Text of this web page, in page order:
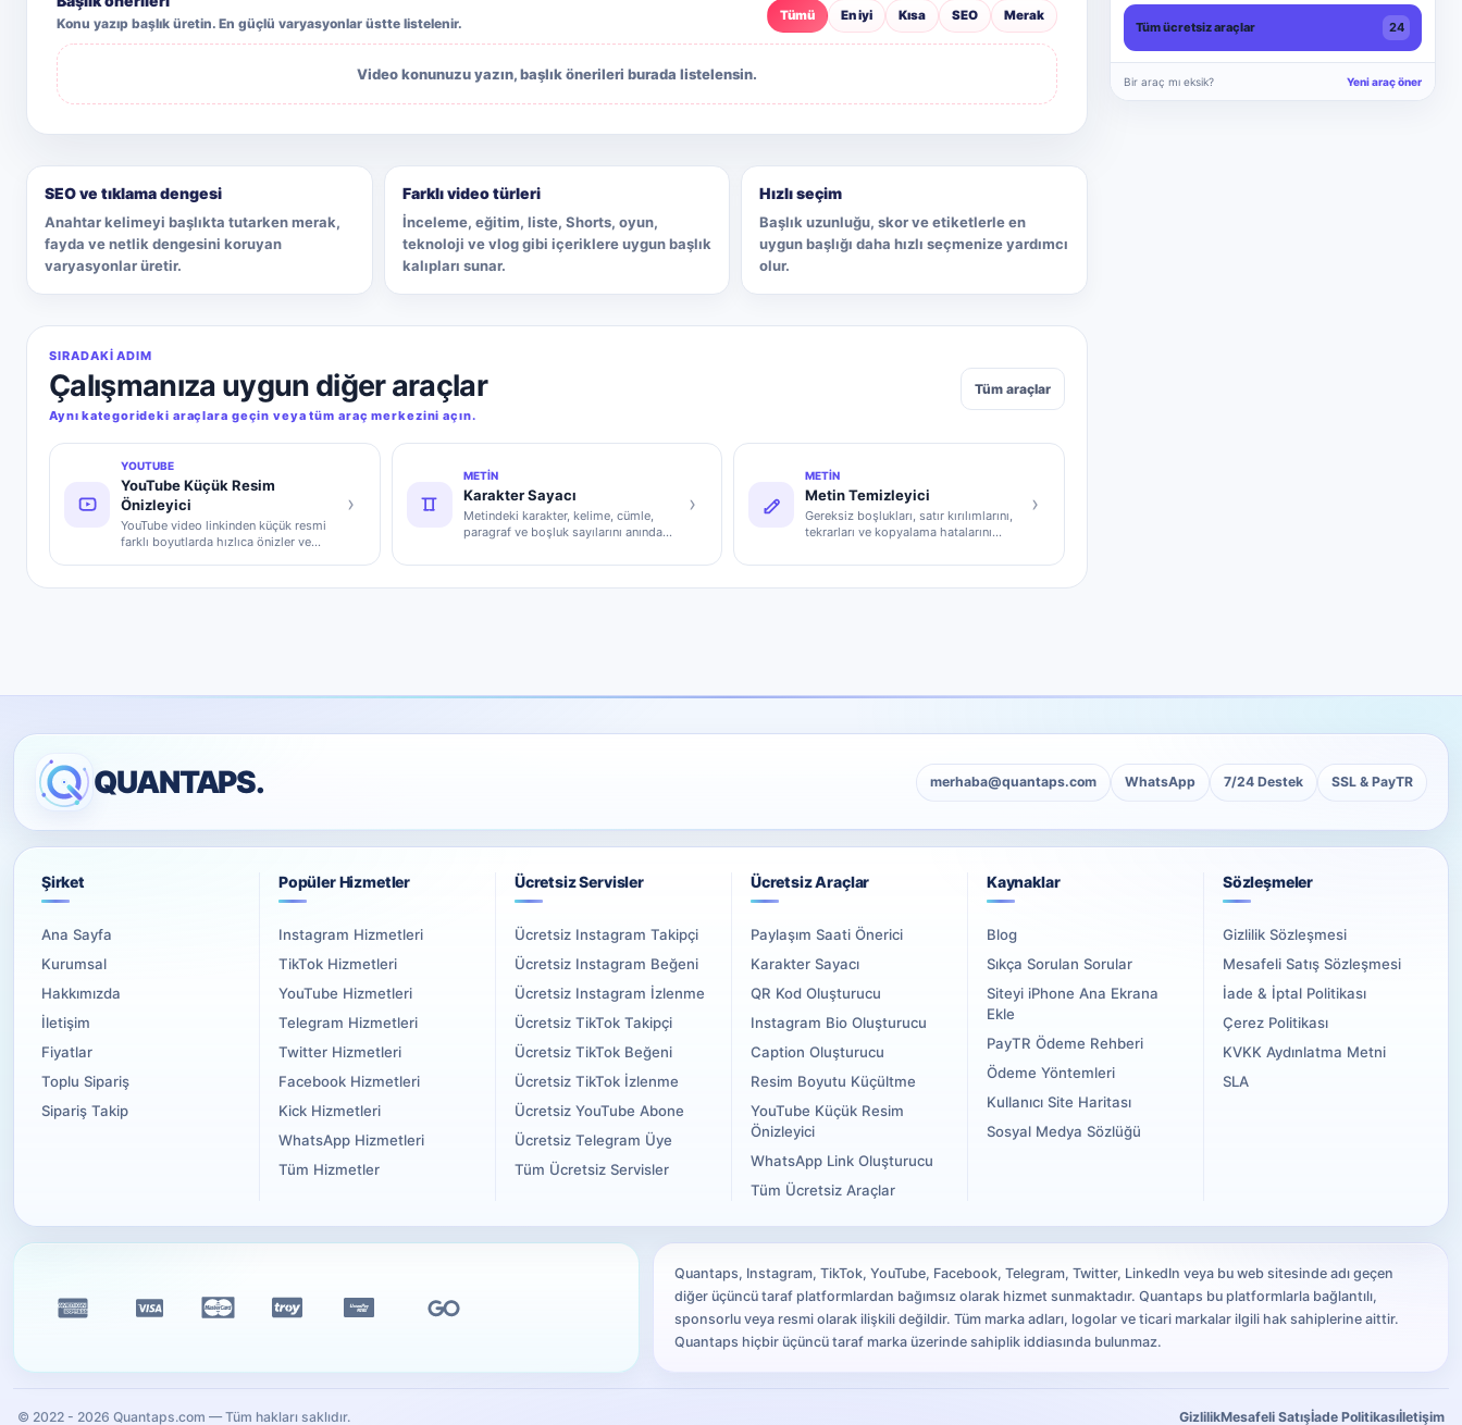
Konu yazıp başlık üretin. En güçlü varyasyonlar üstte listelenir. Tümü En iyi Kısa SEO Merak
Video konunuzu yazın, başlık önerileri burada listelensin.
SEO ve tıklama dengesi
Anahtar kelimeyi başlıkta tutarken merak,
fayda ve netlik dengesini koruyan
varyasyonlar üretir.
Farklı video türleri
İnceleme, eğitim, liste, Shorts, oyun,
teknoloji ve vlog gibi içeriklere uygun başlık
kalıpları sunar.
Hızlı seçim
Başlık uzunluğu, skor ve etiketlerle en
uygun başlığı daha hızlı seçmenize yardımcı
olur.
SIRADAKI ADIM
Çalışmanıza uygun diğer araçlar
Aynı kategorideki araçlara geçin veya tüm araç merkezini açın.
Tüm araçlar
YOUTUBE
YouTube Küçük Resim
Önizleyici
YouTube video linkinden küçük resmi
farklı boyutlarda hızlıca önizler ve
›
METIN
Karakter Sayacı
Metindeki karakter, kelime, cümle,
paragraf ve boşluk sayılarını anında
›
METIN
Metin Temizleyici
Gereksiz boşlukları, satır kırılımlarını,
tekrarları ve kopyalama hatalarını
›
Tüm ücretsiz araçlar 24
Bir araç mı eksik? Yeni araç öner
QUANTAPS. merhaba@quantaps.com WhatsApp 7/24 Destek SSL & PayTR
Şirket
Ana Sayfa
Kurumsal
Hakkımızda
İletişim
Fiyatlar
Toplu Sipariş
Sipariş Takip
Popüler Hizmetler
Instagram Hizmetleri
TikTok Hizmetleri
YouTube Hizmetleri
Telegram Hizmetleri
Twitter Hizmetleri
Facebook Hizmetleri
Kick Hizmetleri
WhatsApp Hizmetleri
Tüm Hizmetler
Ücretsiz Servisler
Ücretsiz Instagram Takipçi
Ücretsiz Instagram Beğeni
Ücretsiz Instagram İzlenme
Ücretsiz TikTok Takipçi
Ücretsiz TikTok Beğeni
Ücretsiz TikTok İzlenme
Ücretsiz YouTube Abone
Ücretsiz Telegram Üye
Tüm Ücretsiz Servisler
Ücretsiz Araçlar
Paylaşım Saati Önerici
Karakter Sayacı
QR Kod Oluşturucu
Instagram Bio Oluşturucu
Caption Oluşturucu
Resim Boyutu Küçültme
YouTube Küçük Resim
Önizleyici
WhatsApp Link Oluşturucu
Tüm Ücretsiz Araçlar
Kaynaklar
Blog
Sıkça Sorulan Sorular
Siteyi iPhone Ana Ekrana
Ekle
PayTR Ödeme Rehberi
Ödeme Yöntemleri
Kullanıcı Site Haritası
Sosyal Medya Sözlüğü
Sözleşmeler
Gizlilik Sözleşmesi
Mesafeli Satış Sözleşmesi
İade & İptal Politikası
Çerez Politikası
KVKK Aydınlatma Metni
SLA
Quantaps, Instagram, TikTok, YouTube, Facebook, Telegram, Twitter, LinkedIn veya bu web sitesinde adı geçen
diğer üçüncü taraf platformlardan bağımsız olarak hizmet sunmaktadır. Quantaps bu platformlarla bağlantılı,
sponsorlu veya resmi olarak ilişkili değildir. Tüm marka adları, logolar ve ticari markalar ilgili hak sahiplerine aittir.
Quantaps hiçbir üçüncü taraf marka üzerinde sahiplik iddiasında bulunmaz.
© 2022 - 2026 Quantaps.com — Tüm hakları saklıdır. GizlilikMesafeli Satışİade Politikasıİletişim